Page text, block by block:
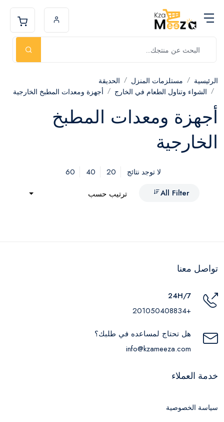
الرئيسية مستلزمات المنزل
الحديقة
الشواء وتناول الطعام في الخارج
أجهزة ومعدات المطبخ الخارجية
أجهزة ومعدات المطبخ
الخارجية
لا توجد نتائج 20
40
60
All Filter
ترتيب حسب
تواصل معنا
24H/7
+201050408834
هل تحتاج لمساعده في طلبك؟
info@kzameeza.com
خدمة العملاء
سياسة الخصوصية